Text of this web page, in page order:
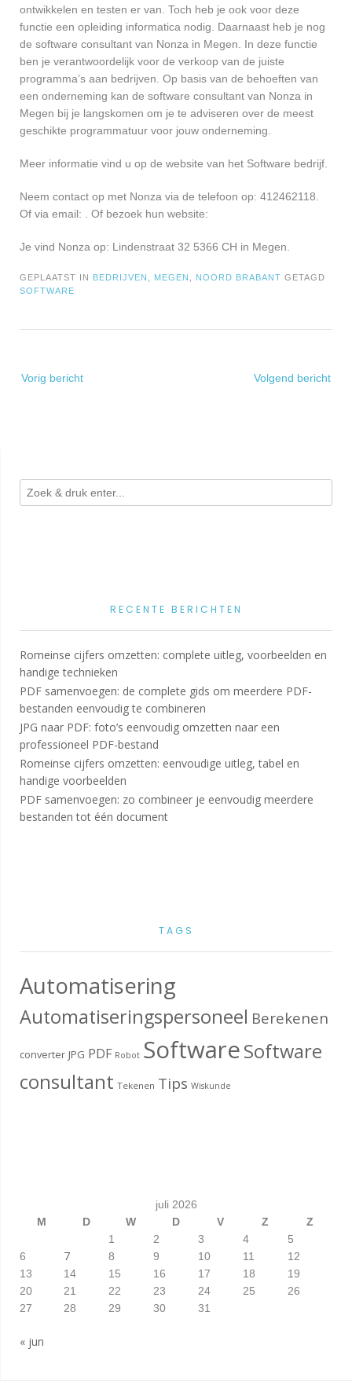
ontwikkelen en testen er van. Toch heb je ook voor deze
functie een opleiding informatica nodig. Daarnaast heb je nog
de software consultant van Nonza in Megen. In deze functie
ben je verantwoordelijk voor de verkoop van de juiste
programma’s aan bedrijven. Op basis van de behoeften van
een onderneming kan de software consultant van Nonza in
Megen bij je langskomen om je te adviseren over de meest
geschikte programmatuur voor jouw onderneming.
Meer informatie vind u op de website van het Software bedrijf.
Neem contact op met Nonza via de telefoon op: 412462118.
Of via email:
. Of bezoek hun website:
Je vind Nonza op: Lindenstraat 32 5366 CH in Megen.
GEPLAATST IN BEDRIJVEN MEGEN NOORD BRABANT GETAGD
SOFTWARE
navigatie
Vorig bericht Volgend bericht
RECENTE BERICHTEN
Romeinse cijfers omzetten: complete uitleg, voorbeelden en
handige technieken
PDF samenvoegen: de complete gids om meerdere PDF-
bestanden eenvoudig te combineren
JPG naar PDF: foto’s eenvoudig omzetten naar een
professioneel PDF-bestand
Romeinse cijfers omzetten: eenvoudige uitleg, tabel en
handige voorbeelden
PDF samenvoegen: zo combineer je eenvoudig meerdere
bestanden tot één document
TAGS
Automatisering
Automatiseringspersoneel Berekenen
converter JPG PDF Robot SoftwareSoftware
consultant Tekenen Tips Wiskunde
juli 2026
M
D W D V Z
Z
1
2 3 4
5
6
7 8 9 10 11
12
13
14 15 16 17 18
19
20
21 22 23 24 25
26
27
28 29 30 31
« jun